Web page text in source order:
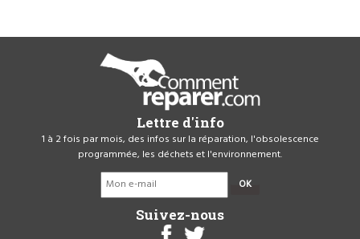
Lettre d'info
1 à 2 fois par mois, des infos sur la réparation, l'obsolescence
programmée, les déchets et l'environnement.
OK
Suivez-nous